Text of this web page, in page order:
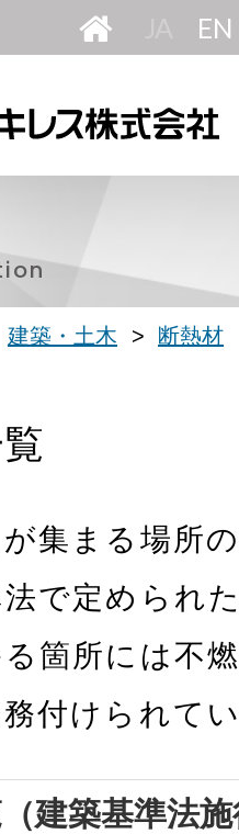
本
建築・土木 断熱材
集まる場所
で定められ
箇所には不
付けられて
建築基準法